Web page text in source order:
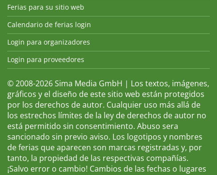
Ferias para su sitio web
Calendario de ferias login
Login para organizadores
Login para proveedores
© 2008-2026 Sima Media GmbH | Los textos, imágenes,
gráficos y el diseño de este sitio web están protegidos
por los derechos de autor. Cualquier uso más allá de
los estrechos límites de la ley de derechos de autor no
está permitido sin consentimiento. Abuso sera
sancionado sin previo aviso. Los logotipos y nombres
de ferias que aparecen son marcas registradas y, por
tanto, la propiedad de las respectivas compañías.
¡Salvo error o cambio! Cambios de las fechas o lugares